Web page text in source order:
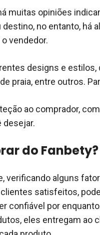
muitas opiniões
destino, no entanto, há
vendedor.
designs e
praia, entre outros.
ao comprador,
desejar.
do Fanbety?
verificando alguns
satisfeitos,
confiável por
eles entregam ao